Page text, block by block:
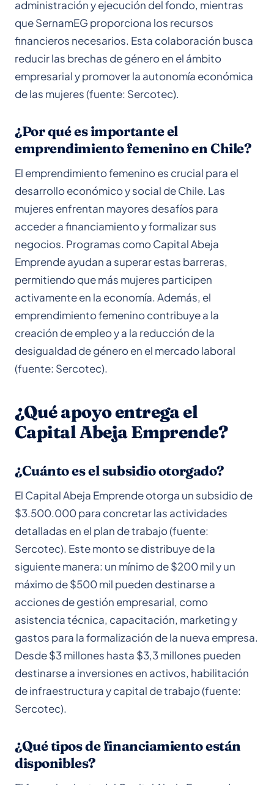
administración y ejecución del fondo, mientras
que SernamEG proporciona los recursos
financieros necesarios. Esta colaboración busca
reducir las brechas de género en el ámbito
empresarial y promover la autonomía económica
de las mujeres (fuente: Sercotec).
¿Por qué es importante el
emprendimiento femenino en Chile?
El emprendimiento femenino es crucial para el
desarrollo económico y social de Chile. Las
mujeres enfrentan mayores desafíos para
acceder a financiamiento y formalizar sus
negocios. Programas como Capital Abeja
Emprende ayudan a superar estas barreras,
permitiendo que más mujeres participen
activamente en la economía. Además, el
emprendimiento femenino contribuye a la
creación de empleo y a la reducción de la
desigualdad de género en el mercado laboral
(fuente: Sercotec).
¿Qué apoyo entrega el
Capital Abeja Emprende?
¿Cuánto es el subsidio otorgado?
El Capital Abeja Emprende otorga un subsidio de
$3.500.000 para concretar las actividades
detalladas en el plan de trabajo (fuente:
Sercotec). Este monto se distribuye de la
siguiente manera: un mínimo de $200 mil y un
máximo de $500 mil pueden destinarse a
acciones de gestión empresarial, como
asistencia técnica, capacitación, marketing y
gastos para la formalización de la nueva empresa.
Desde $3 millones hasta $3,3 millones pueden
destinarse a inversiones en activos, habilitación
de infraestructura y capital de trabajo (fuente:
Sercotec).
¿Qué tipos de financiamiento están
disponibles?